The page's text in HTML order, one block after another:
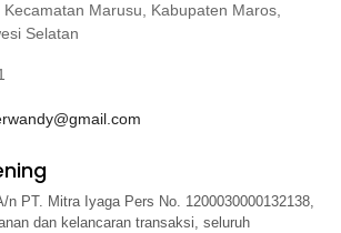
Kecamatan Marusu, Kabupaten Maros,
Selatan
n PT. Mitra Iyaga Pers No. 1200030000132138,
dan kelancaran transaksi, seluruh